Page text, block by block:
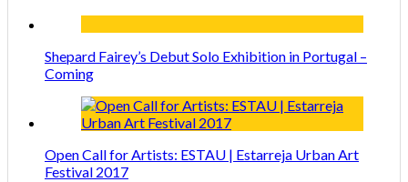
Shepard Fairey’s Debut Solo Exhibition in Portugal –
Coming
Open Call for Artists: ESTAU | Estarreja Urban Art
Festival 2017